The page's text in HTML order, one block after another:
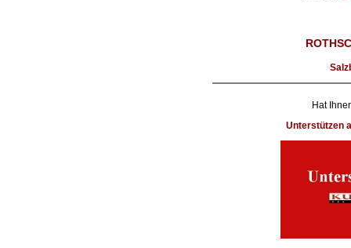
Hat
Unterstützen